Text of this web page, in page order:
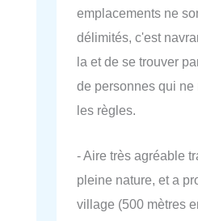
emplacements ne
délimités, c'est
la et de se trouver
de personnes qui ne
les règles.
- Aire très agréable
pleine nature, et a
village (500 mètres